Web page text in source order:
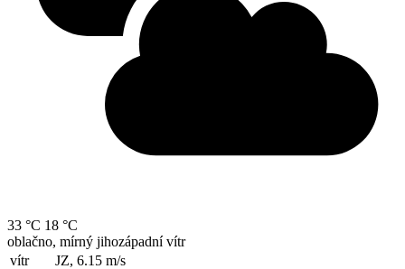
33 °C 18 °C
oblačno, mírný jihozápadní vítr
vítr
JZ, 6.15 m/s